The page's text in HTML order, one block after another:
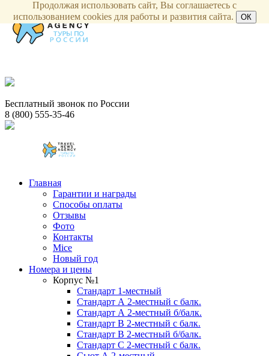
Бесплатный звонок по России
8 (800) 555-35-46
Главная
Гарантии и награды
Способы оплаты
Отзывы
Фото
Контакты
Mice
Новый год
Номера и цены
Корпус №1
Стандарт 1-местный
Стандарт А 2-местный с балк.
Стандарт А 2-местный б/балк.
Стандарт B 2-местный с балк.
Стандарт B 2-местный б/балк.
Стандарт C 2-местный с балк.
Продолжая использовать сайт, Вы соглашаетесь с
использованием cookies для работы и развития сайта.
ОК